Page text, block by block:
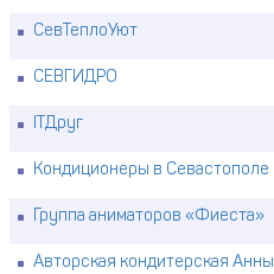
СевТеплоУют
СЕВГИДРО
ITДруг
Кондиционеры в Севастополе
Группа аниматоров «Фиеста»
Авторская кондитерская Анны